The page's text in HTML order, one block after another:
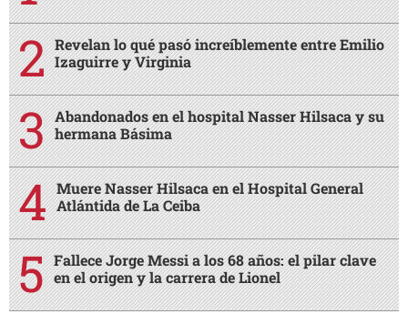
Revelan lo qué pasó increíblemente entre Emilio
Izaguirre y Virginia
Abandonados en el hospital Nasser Hilsaca y su
hermana Básima
Muere Nasser Hilsaca en el Hospital General
Atlántida de La Ceiba
Fallece Jorge Messi a los 68 años: el pilar clave
en el origen y la carrera de Lionel